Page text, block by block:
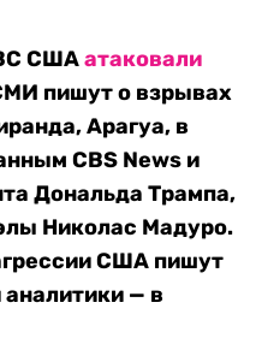
СШАатаковали
пишут о взрывах
Арагуа, в
CBS News и
Дональда Трампа,
Николас Мадуро.
США пишут
— в